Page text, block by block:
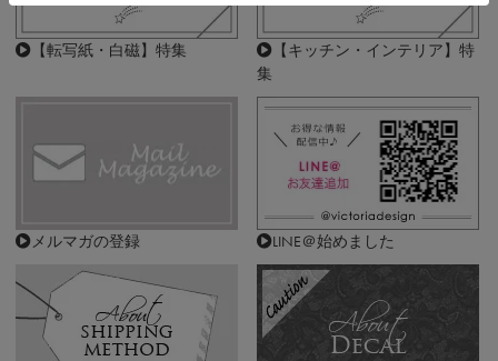
【転写紙・白磁】特集
【キッチン・インテリア】特
集
メルマガの登録 LINE＠始めました